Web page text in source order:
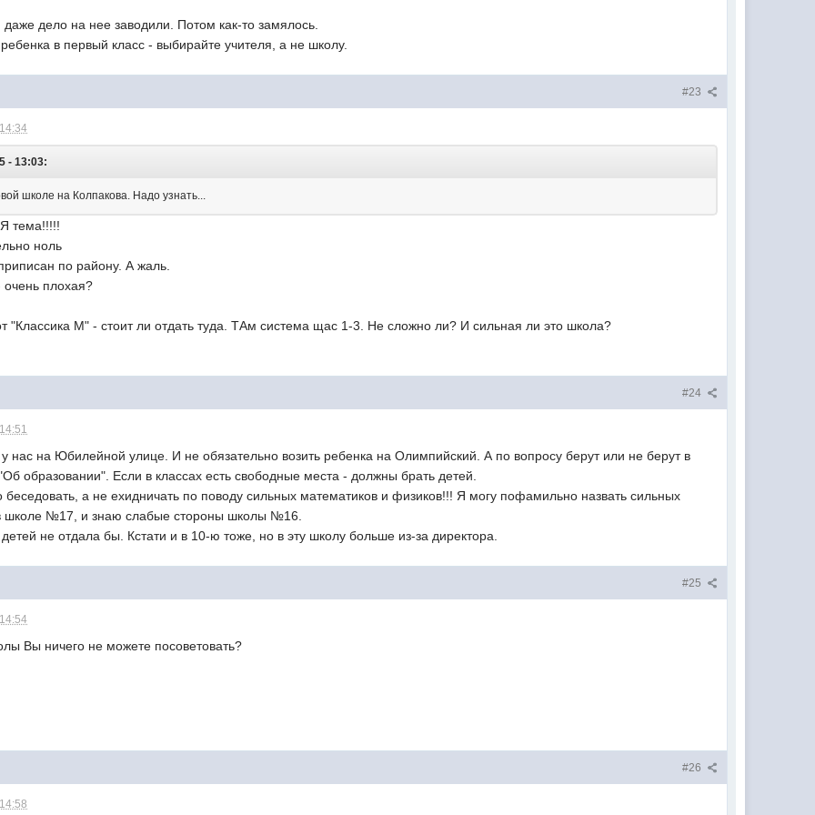
даже дело на нее заводили. Потом как-то замялось.
в первый класс - выбирайте учителя, а не школу.
#23
- 13:03:
школе на Колпакова. Надо узнать...
тема!!!!!
ноль
по району. А жаль.
очень плохая?
"Классика М" - стоит ли отдать туда. ТАм система щас 1-3. Не сложно ли? И сильная ли это школа?
#24
нас на Юбилейной улице. И не обязательно возить ребенка на Олимпийский. А по вопросу берут или не берут в
образовании". Если в классах есть свободные места - должны брать детей.
а не ехидничать по поводу сильных математиков и физиков!!! Я могу пофамильно назвать сильных
школе №17, и знаю слабые стороны школы №16.
не отдала бы. Кстати и в 10-ю тоже, но в эту школу больше из-за директора.
#25
Вы ничего не можете посоветовать?
#26